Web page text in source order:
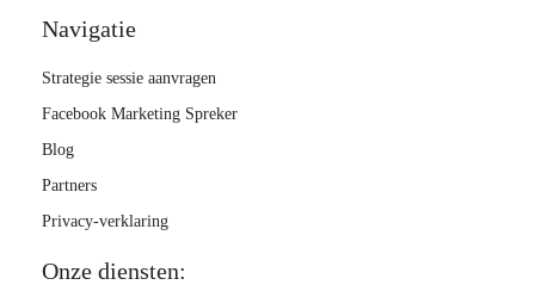
Navigatie
Strategie sessie aanvragen
Facebook Marketing Spreker
Blog
Partners
Privacy-verklaring
Onze diensten: